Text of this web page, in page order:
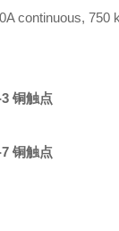
continuous,
铜触点
铜触点